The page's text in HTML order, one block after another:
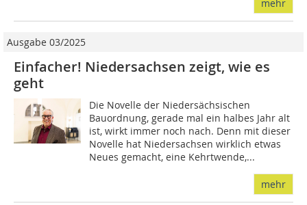
mehr
Ausgabe 03/2025
Einfacher! Niedersachsen zeigt, wie es
geht
Die Novelle der Niedersächsischen
Bauordnung, gerade mal ein halbes Jahr alt
ist, wirkt immer noch nach. Denn mit dieser
Novelle hat Niedersachsen wirklich etwas
Neues gemacht, eine Kehrtwende,...
mehr